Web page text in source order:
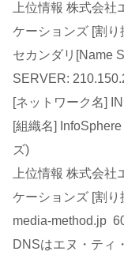
上位情報 株式会
ケーションズ [割り
セカンダリ[Name
SERVER:
[ネットワーク名]
[組織名]
ズ)
上位情報 株式会
ケーションズ [割り
media-method.jp
DNSはエヌ・ティ